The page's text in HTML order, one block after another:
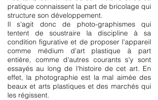
pratique connaissent la part de bricolage qui
structure son développement.
Il s'agit donc de photo-graphismes qui
tentent de soustraire la discipline à sa
condition figurative et de proposer l'appareil
comme médium d'art plastique à part
entière, comme d'autres courants s'y sont
essayés au long de l'histoire de cet art. En
effet, la photographie est la mal aimée des
beaux et arts plastiques et des marchés qui
les régissent.